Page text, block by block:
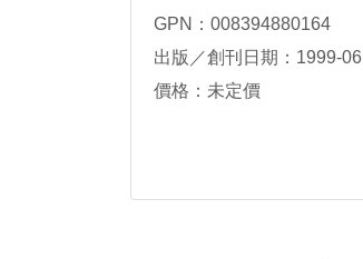
GPN：008394880164
出版／創刊日期：1999-06
價格：未定價